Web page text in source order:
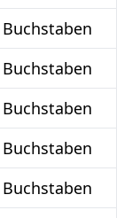
Buchstaben
Buchstaben
Buchstaben
Buchstaben
Buchstaben